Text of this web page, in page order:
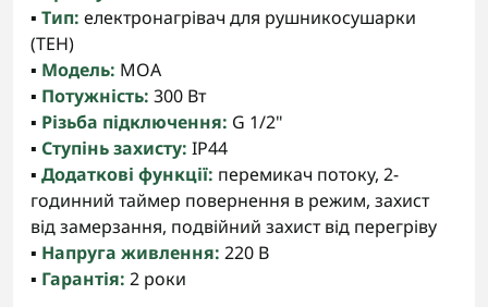
▪️ Тип: електронагрівач для рушникосушарки
(ТЕН)
▪️ Модель: MOA
▪️ Потужність: 300 Вт
▪️ Різьба підключення: G 1/2"
▪️ Ступінь захисту: IP44
▪️ Додаткові функції: перемикач потоку, 2-
годинний таймер повернення в режим, захист
від замерзання, подвійний захист від перегріву
▪️ Напруга живлення: 220 В
▪️ Гарантія: 2 роки